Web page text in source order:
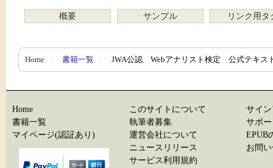
概要 サンプル リンク用タ
Home 〉 書籍一覧 〉 JWA公認 Webアナリスト検定 公式テキス
Home
書籍一覧
マイページ(認証あり)
このサイトについて
執筆者募集
運営会社について
ニュースリリース
サービス利用規約
サイ
サポ
EPUB
お問